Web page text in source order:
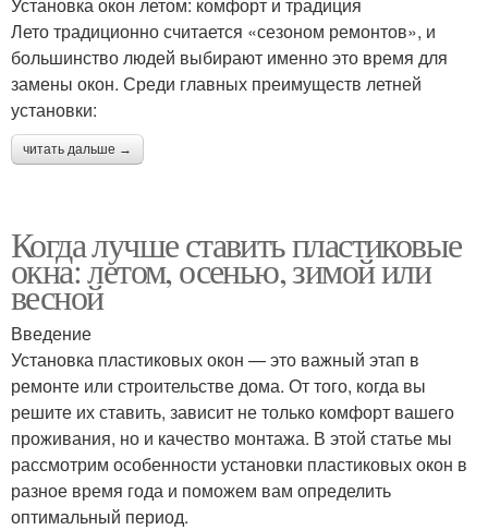
Лето традиционно считается «сезоном ремонтов», и
большинство людей выбирают именно это время для
замены окон. Среди главных преимуществ летней
установки:
читать дальше →
Когда лучше ставить пластиковые
окна: летом, осенью, зимой или
весной
Введение
Установка пластиковых окон — это важный этап в
ремонте или строительстве дома. От того, когда вы
решите их ставить, зависит не только комфорт вашего
проживания, но и качество монтажа. В этой статье мы
рассмотрим особенности установки пластиковых окон в
разное время года и поможем вам определить
оптимальный период.